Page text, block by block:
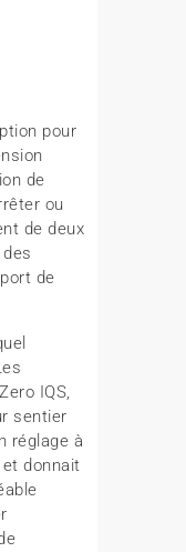
pour
de
ou
de deux
de
IQS,
sentier
réglage à
donnait